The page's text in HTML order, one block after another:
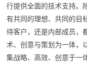
行提供全面的技术支持。
有共同的理想、共同的目
待客户，还是内部成员，
术、创意与策划为一体，
集战略、高效、创意于一